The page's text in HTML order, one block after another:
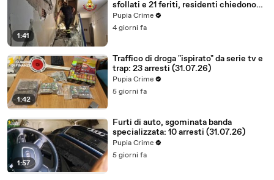
1:41
sfollati e 21 feriti, residenti chiedono
certezze sul futuro (01.08.26)
Pupia Crime
4 giorni fa
1:42
Traffico di droga "ispirato" da serie tv e
trap: 23 arresti (31.07.26)
Pupia Crime
5 giorni fa
1:57
Furti di auto, sgominata banda
specializzata: 10 arresti (31.07.26)
Pupia Crime
5 giorni fa